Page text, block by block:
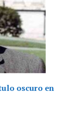
oscuro en